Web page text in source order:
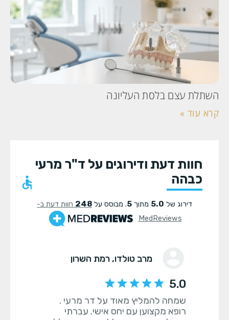
השתלת עצם בלסת העליונה
קרא עוד »